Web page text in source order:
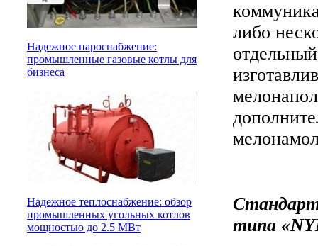
Надежное пароснабжение:
промышленные газовые котлы для
бизнеса
Надежное теплоснабжение: обзор
промышленных угольных котлов
мощностью до 2.5 МВт
либо
типа